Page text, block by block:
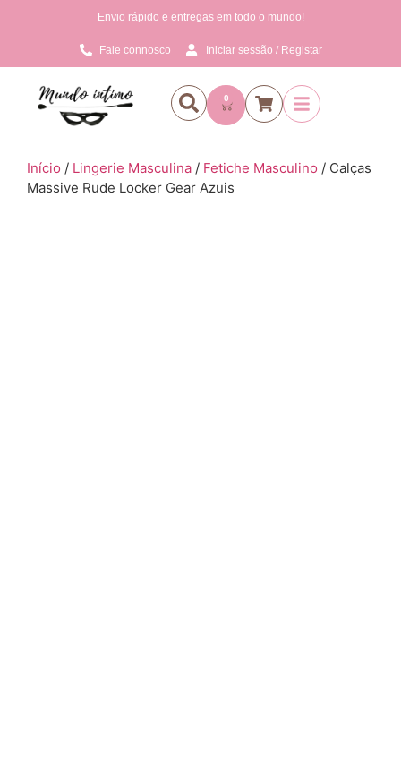
Envio rápido e entregas em todo o mundo!
Fale connosco Iniciar sessão / Registar
0
Início / Lingerie Masculina / Fetiche Masculino / Calças
Massive Rude Locker Gear Azuis